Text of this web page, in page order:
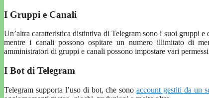
I Gruppi e Canali
Un’altra caratteristica distintiva di Telegram sono i suoi gruppi
mentre i canali possono ospitare un numero illimitato di
amministratori di gruppi e canali possono impostare vari
I Bot di Telegram
Telegram supporta l’uso di bot, che sonoaccount gestiti da un